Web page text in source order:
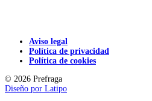
Aviso legal
Política de privacidad
Política de cookies
© 2026 Prefraga
Diseño por Latipo